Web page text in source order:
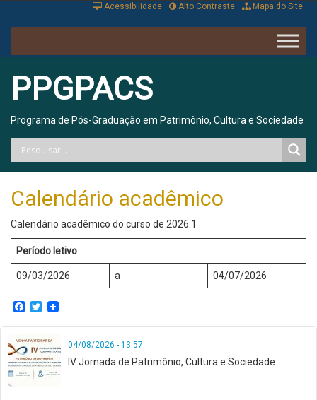
Mapa do Site
Alto Contraste
Acessibilidade
PPGPACS
Programa de Pós-Graduação em Patrimônio, Cultura e Sociedade
Calendário acadêmico
Calendário acadêmico do curso de 2026.1
Período letivo
09/03/2026 a 04/07/2026
Facebook
Twitter
04/08/2026 - 13:57
IV Jornada de Patrimônio, Cultura e Sociedade